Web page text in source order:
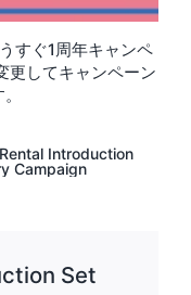
すぐ1周年キャンペ
更してキャンペーン
Set